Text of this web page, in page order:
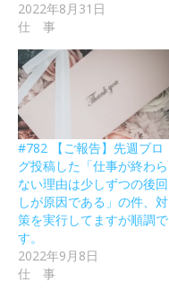
2022年8月31日
仕 事
#782 【ご報告】先週ブロ
グ投稿した「仕事が終わら
ない理由は少しずつの後回
しが原因である」の件、対
策を実行してますが順調で
す。
2022年9月8日
仕 事